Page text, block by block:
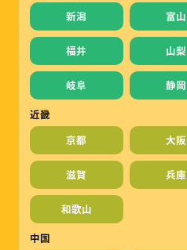
新潟
富山
福井 山梨
岐阜 静岡
近畿
京都
大阪
滋賀 兵庫
和歌山
中国